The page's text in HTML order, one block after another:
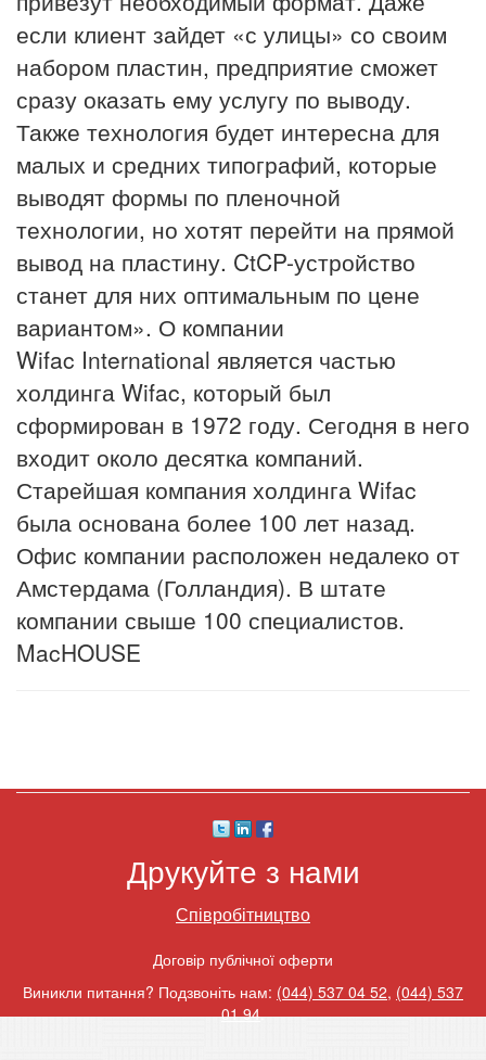
если клиент зайдет «с улицы» со своим
набором пластин, предприятие сможет
сразу оказать ему услугу по выводу.
Также технология будет интересна для
малых и средних типографий, которые
выводят формы по пленочной
технологии, но хотят перейти на прямой
вывод на пластину. CtCP-устройство
станет для них оптимальным по цене
вариантом». О компании
Wifac International является частью
холдинга Wifac, который был
сформирован в 1972 году. Сегодня в него
входит около десятка компаний.
Старейшая компания холдинга Wifac
была основана более 100 лет назад.
Офис компании расположен недалеко от
Амстердама (Голландия). В штате
компании свыше 100 специалистов.
MacHOUSE
Друкуйте з нами
Співробітництво
Договір публічної оферти
Виникли питання? Подзвоніть нам: (044) 537 04 52, (044) 537
01 94.